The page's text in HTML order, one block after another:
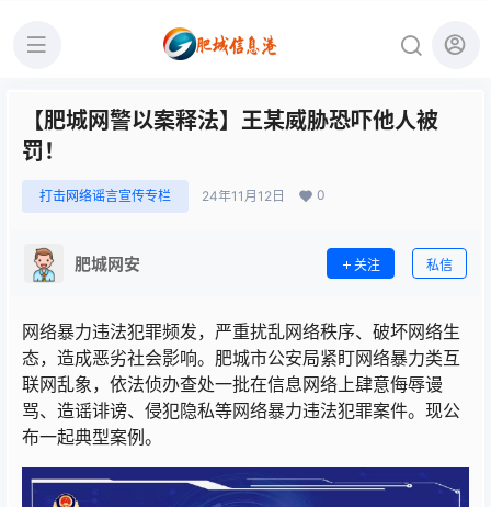
【肥城网警以案释法】王某威胁恐吓他人被
罚！
打击网络谣言宣传专栏 24年11月12日 0
肥城网安 关注 私信
网络暴力违法犯罪频发，严重扰乱网络秩序、破坏网络生
态，造成恶劣社会影响。肥城市公安局紧盯网络暴力类互
联网乱象，依法侦办查处一批在信息网络上肆意侮辱谩
骂、造谣诽谤、侵犯隐私等网络暴力违法犯罪案件。现公
布一起典型案例。